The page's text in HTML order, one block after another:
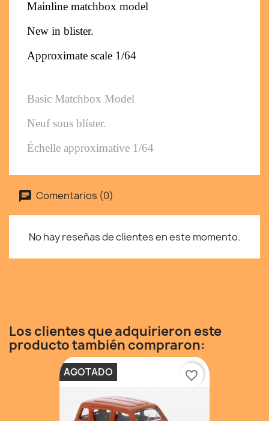
Mainline matchbox model
New in blister.
Approximate scale 1/64
Basic Matchbox Model
Neuf sous blíster.
Échelle approximative 1/64
Comentarios (0)
No hay reseñas de clientes en este momento.
Los clientes que adquirieron este
producto también compraron:
AGOTADO favorite_border